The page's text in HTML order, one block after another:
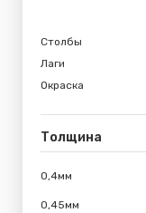
Столбы
Лаги
Окраска
Толщина
0,4мм
0,45мм